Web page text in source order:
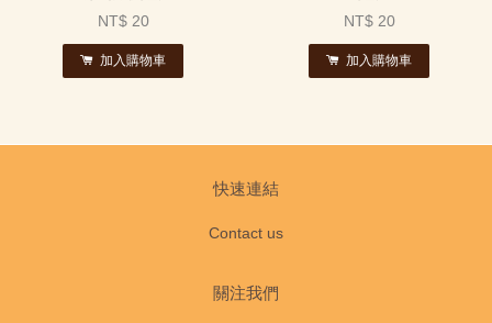
NT$ 20
加入購物車
NT$ 20
加入購物車
快速連結
Contact us
關注我們